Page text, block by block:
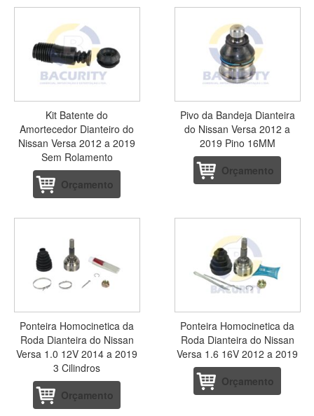
Kit Batente do
Amortecedor Dianteiro do
Nissan Versa 2012 a 2019
Sem Rolamento
Orçamento
Pivo da Bandeja Dianteira
do Nissan Versa 2012 a
2019 Pino 16MM
Orçamento
Ponteira Homocinetica da
Roda Dianteira do Nissan
Versa 1.0 12V 2014 a 2019
3 Cilindros
Orçamento
Ponteira Homocinetica da
Roda Dianteira do Nissan
Versa 1.6 16V 2012 a 2019
Orçamento